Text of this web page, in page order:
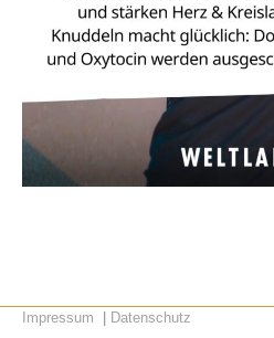
Impressum Datenschutz